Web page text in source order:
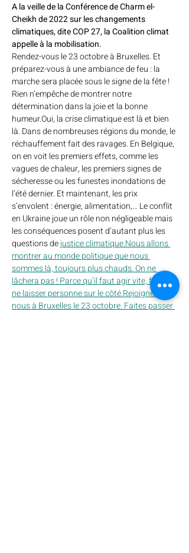
A la veille de la Conférence de Charm el-
Cheikh de 2022 sur les changements
climatiques, dite COP 27, la Coalition climat
appelle à la mobilisation.
Rendez-vous le 23 octobre à Bruxelles. Et
préparez-vous à une ambiance de feu : la
marche sera placée sous le signe de la fête !
Rien n’empêche de montrer notre
détermination dans la joie et la bonne
humeur.Oui, la crise climatique est là et bien
là. Dans de nombreuses régions du monde, le
réchauffement fait des ravages. En Belgique,
on en voit les premiers effets, comme les
vagues de chaleur, les premiers signes de
sécheresse ou les funestes inondations de
l’été dernier. Et maintenant, les prix
s’envolent : énergie, alimentation,… Le conflit
en Ukraine joue un rôle non négligeable mais
les conséquences posent d’autant plus les
questions de justice climatique.Nous allons
montrer au monde politique que nous
sommes là, toujours plus chauds. On ne
lâchera pas ! Parce qu’il faut agir vite, fort et
ne laisser personne sur le côté.Rejoignez-
nous à Bruxelles le 23 octobre. Faites passer